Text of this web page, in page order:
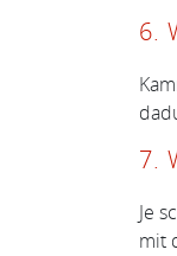
6.
7.
Je
mit